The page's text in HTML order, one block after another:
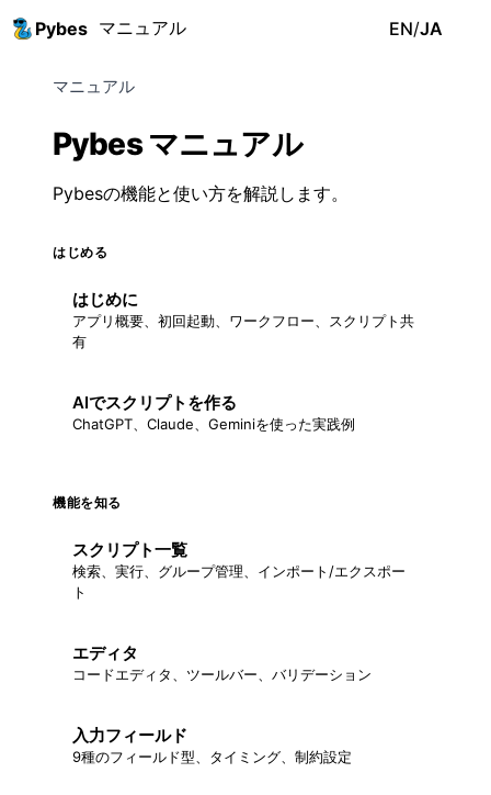
Pybes マニュアル EN/JA
マニュアル
Pybes マニュアル
Pybesの機能と使い方を解説します。
はじめる
はじめに
アプリ概要、初回起動、ワークフロー、スクリプト共
有
AIでスクリプトを作る
ChatGPT、Claude、Geminiを使った実践例
機能を知る
スクリプト一覧
検索、実行、グループ管理、インポート/エクスポー
ト
エディタ
コードエディタ、ツールバー、バリデーション
入力フィールド
9種のフィールド型、タイミング、制約設定